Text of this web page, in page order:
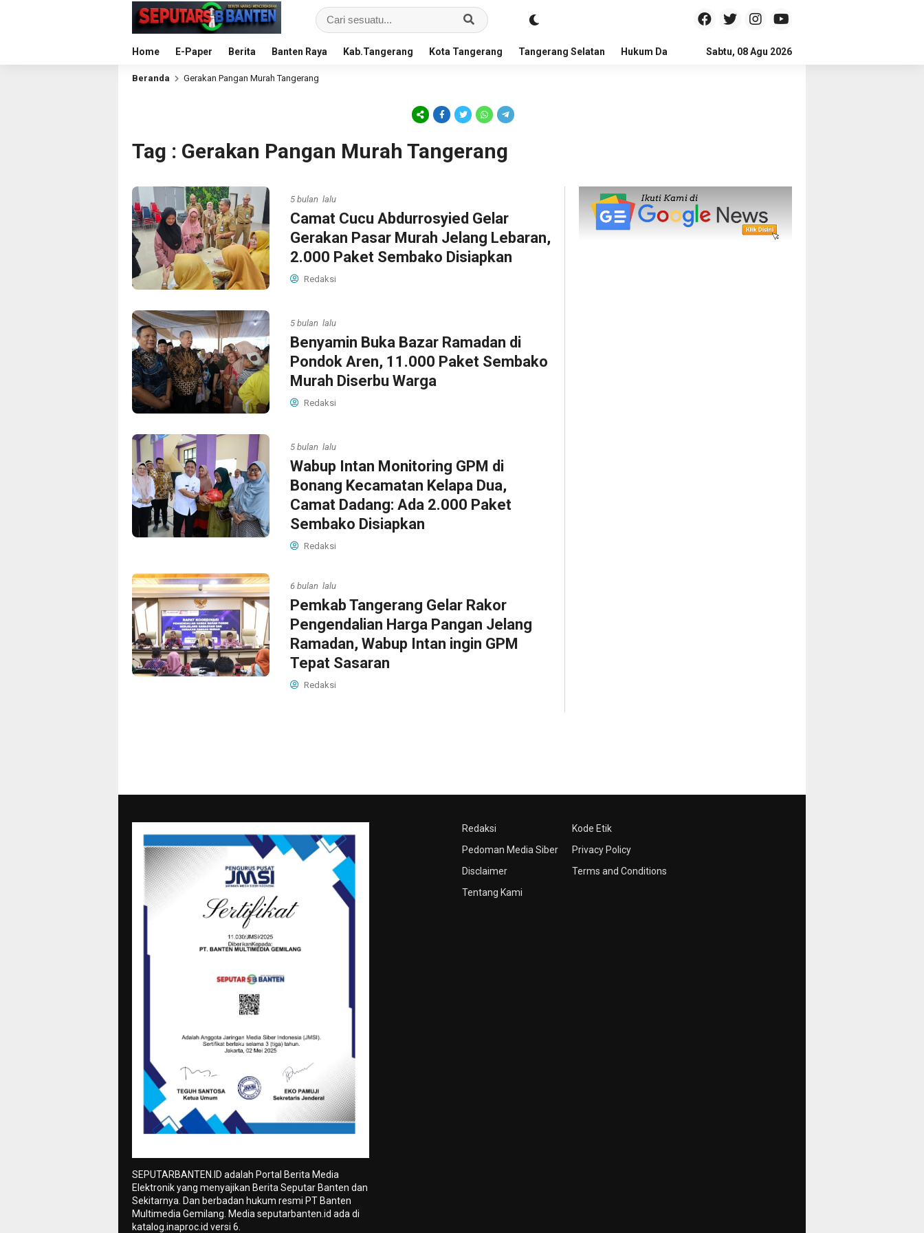
Home E-Paper Berita Banten Raya Kab.Tangerang Kota Tangerang Tangerang Selatan Hukum Dan Kriminal Politik Pendidikan
Sabtu, 08 Agu 2026
Beranda Gerakan Pangan Murah Tangerang
Tag : Gerakan Pangan Murah Tangerang
5 bulan lalu
Camat Cucu Abdurrosyied Gelar
Gerakan Pasar Murah Jelang Lebaran,
2.000 Paket Sembako Disiapkan
Redaksi
5 bulan lalu
Benyamin Buka Bazar Ramadan di
Pondok Aren, 11.000 Paket Sembako
Murah Diserbu Warga
Redaksi
5 bulan lalu
Wabup Intan Monitoring GPM di
Bonang Kecamatan Kelapa Dua,
Camat Dadang: Ada 2.000 Paket
Sembako Disiapkan
Redaksi
6 bulan lalu
Pemkab Tangerang Gelar Rakor
Pengendalian Harga Pangan Jelang
Ramadan, Wabup Intan ingin GPM
Tepat Sasaran
Redaksi
Redaksi
Pedoman Media Siber
Disclaimer
Tentang Kami
Kode Etik
Privacy Policy
Terms and Conditions
SEPUTARBANTEN.ID adalah Portal Berita Media
Elektronik yang menyajikan Berita Seputar Banten dan
Sekitarnya. Dan berbadan hukum resmi PT Banten
Multimedia Gemilang. Media seputarbanten.id ada di
katalog.inaproc.id versi 6.